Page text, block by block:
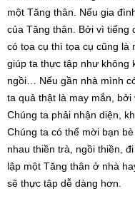
một Tăng thân. Nếu gia
của Tăng thân. Bởi vì tiếng
có tọa cụ thì tọa cụ cũng là
giúp ta thực tập như không
ngồi… Nếu gần nhà mình
ta quả thật là may mắn,
Chúng ta phải nhận diện,
Chúng ta có thể mời bạn
nhau thiền trà, ngồi thiền,
lập một Tăng thân ở nhà
sẽ thực tập dễ dàng hơn.